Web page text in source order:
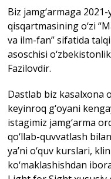
Biz jamg‘armaga
qisqartmasining o‘zi
va ilm-fan” sifatida
asoschisi
Fazilovdir.
Dastlab biz kasalxona
keyinroq g‘oyani
istagimiz jamg‘arma
qo‘llab-quvvatlash
ya’ni o‘quv kurslari,
ko‘maklashishdan